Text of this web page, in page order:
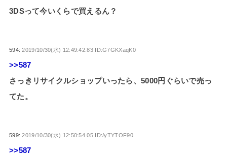
3DSって今いくらで買えるん？
594:2019/10/30(水) 12:49:42.83 ID:G7GKXaqK0
>>587
さっきリサイクルショップいったら、5000円ぐらいで売っ
てた。
599:2019/10/30(水) 12:50:54.05 ID:/yTYTOF90
>>587